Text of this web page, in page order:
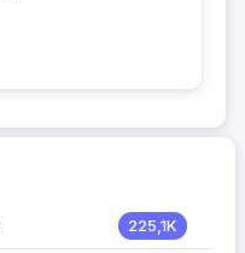
225,1K